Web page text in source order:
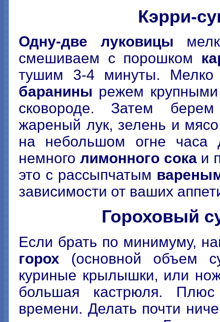
Кэрри-
Одну-две луковицы
смешиваем с порошком
тушим 3-4 минуты.
баранины режем
сковороде. Затем
жареный лук, зелень и
на небольшом огне часа
немного лимонного сокаи
это с рассыпчатым
зависимости от ваших
Гороховый
Если брать по минимуму,
горох (основной объем
куриные крылышки, или
большая кастрюля.
времени. Делать почти